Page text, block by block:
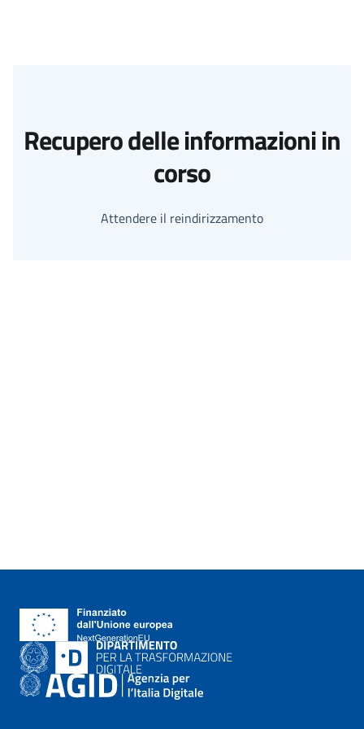
Recupero delle informazioni in
corso
Attendere il reindirizzamento